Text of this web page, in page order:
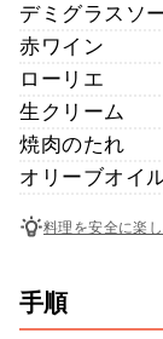
デミグラスソ
赤ワイン
ローリエ
生クリーム
焼肉のたれ
オリーブオイ
料理を安全に楽
手順